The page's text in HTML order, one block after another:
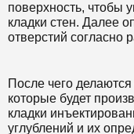
поверхность, чтобы
кладки стен. Далее
отверстий согласно
После чего
которые будет
кладки
углублений и их